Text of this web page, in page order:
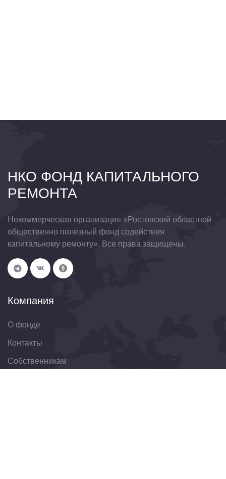
НКО ФОНД КАПИТАЛЬНОГО
РЕМОНТА
Некоммерческая организация «Ростовский областной
общественно полезный фонд содействия
капитальному ремонту». Все права защищены.
Компания
О фонде
Контакты
Собственникам